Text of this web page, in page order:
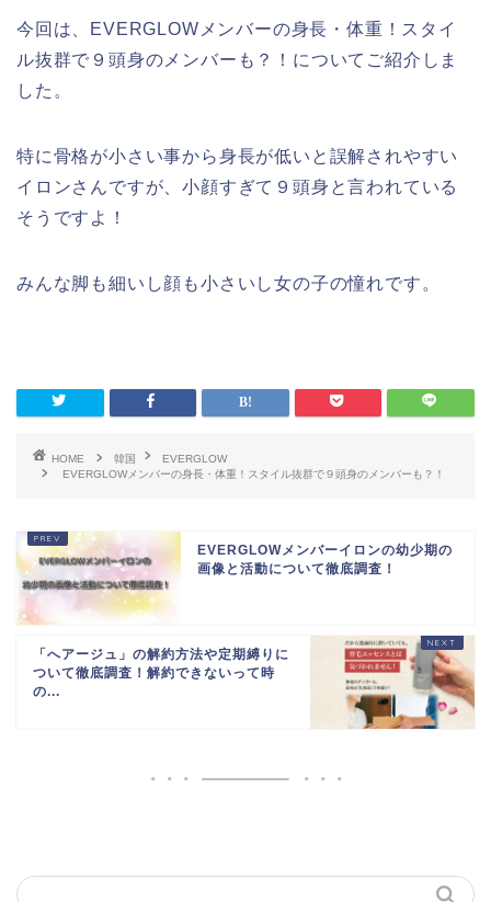
今回は、EVERGLOWメンバーの身長・体重！スタイ
ル抜群で９頭身のメンバーも？！についてご紹介しま
した。
特に骨格が小さい事から身長が低いと誤解されやすい
イロンさんですが、小顔すぎて９頭身と言われている
そうですよ！
みんな脚も細いし顔も小さいし女の子の憧れです。
HOME 韓国
EVERGLOW
EVERGLOWメンバーの身長・体重！スタイル抜群で９頭身のメンバーも？！
EVERGLOWメンバーイロンの幼少期の
画像と活動について徹底調査！
「へアージュ」の解約方法や定期縛りに
ついて徹底調査！解約できないって時
の...